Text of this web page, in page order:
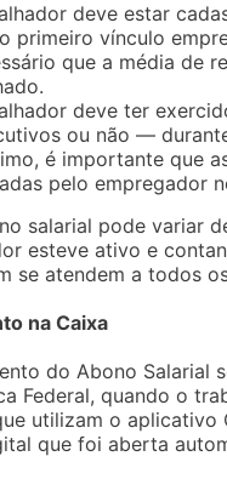
deve estar
primeiro vínculo
que a média de
deve ter
ou não —
é importante que
pelo empregador
salarial pode variar
esteve ativo e
se atendem a todos
na Caixa
do Abono Salarial
Federal, quando o
utilizam o aplicativo
que foi aberta